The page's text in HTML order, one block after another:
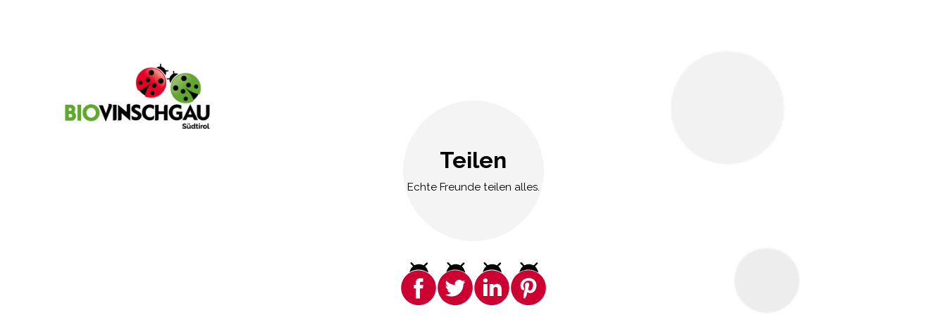
Teilen
Echte Freunde teilen alles.